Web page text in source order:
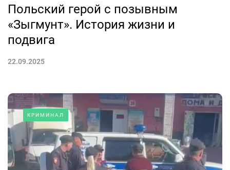
Польский герой с позывным
«Зыгмунт». История жизни и
подвига
22.09.2025
КРИМИНАЛ